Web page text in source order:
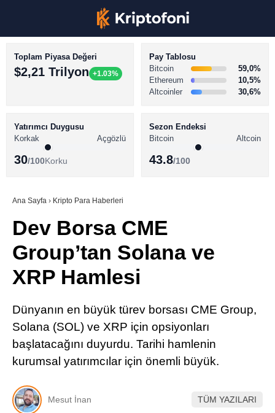
TikTok
LinkedIn
Telegram
BİTCOİN HABERLERİ
ALTCOİN HABERLERİ
SÖZLÜK
Toplam Piyasa Değeri
$2,21 Trilyon +1.03%
Pay Tablosu
Bitcoin
59,0%
Ethereum
10,5%
Altcoinler
30,6%
Yatırımcı Duygusu
Korkak
Açgözlü
30/100Korku
Sezon Endeksi
Bitcoin
Altcoin
43.8/100
Ana Sayfa › Kripto Para Haberleri
Dev Borsa CME
Group’tan Solana ve
XRP Hamlesi
Dünyanın en büyük türev borsası CME Group,
Solana (SOL) ve XRP için opsiyonları
başlatacağını duyurdu. Tarihi hamlenin
kurumsal yatırımcılar için önemli büyük.
Mesut İnan TÜM YAZILARI